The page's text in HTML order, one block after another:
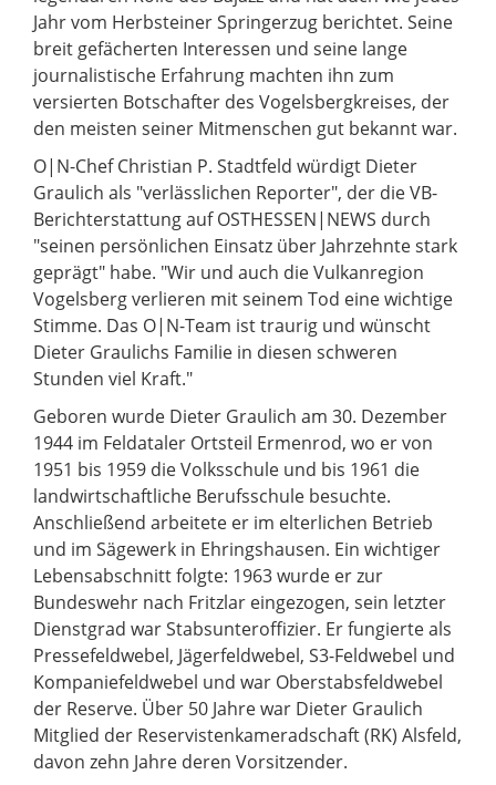
Jahr vom Herbsteiner Springerzug berichtet. Seine
breit gefächerten Interessen und seine lange
journalistische Erfahrung machten ihn zum
versierten Botschafter des Vogelsbergkreises, der
den meisten seiner Mitmenschen gut bekannt war.
O|N-Chef Christian P. Stadtfeld würdigt Dieter
Graulich als "verlässlichen Reporter", der die VB-
Berichterstattung auf OSTHESSEN|NEWS durch
"seinen persönlichen Einsatz über Jahrzehnte stark
geprägt" habe. "Wir und auch die Vulkanregion
Vogelsberg verlieren mit seinem Tod eine wichtige
Stimme. Das O|N-Team ist traurig und wünscht
Dieter Graulichs Familie in diesen schweren
Stunden viel Kraft."
Geboren wurde Dieter Graulich am 30. Dezember
1944 im Feldataler Ortsteil Ermenrod, wo er von
1951 bis 1959 die Volksschule und bis 1961 die
landwirtschaftliche Berufsschule besuchte.
Anschließend arbeitete er im elterlichen Betrieb
und im Sägewerk in Ehringshausen. Ein wichtiger
Lebensabschnitt folgte: 1963 wurde er zur
Bundeswehr nach Fritzlar eingezogen, sein letzter
Dienstgrad war Stabsunteroffizier. Er fungierte als
Pressefeldwebel, Jägerfeldwebel, S3-Feldwebel und
Kompaniefeldwebel und war Oberstabsfeldwebel
der Reserve. Über 50 Jahre war Dieter Graulich
Mitglied der Reservistenkameradschaft (RK) Alsfeld,
davon zehn Jahre deren Vorsitzender.